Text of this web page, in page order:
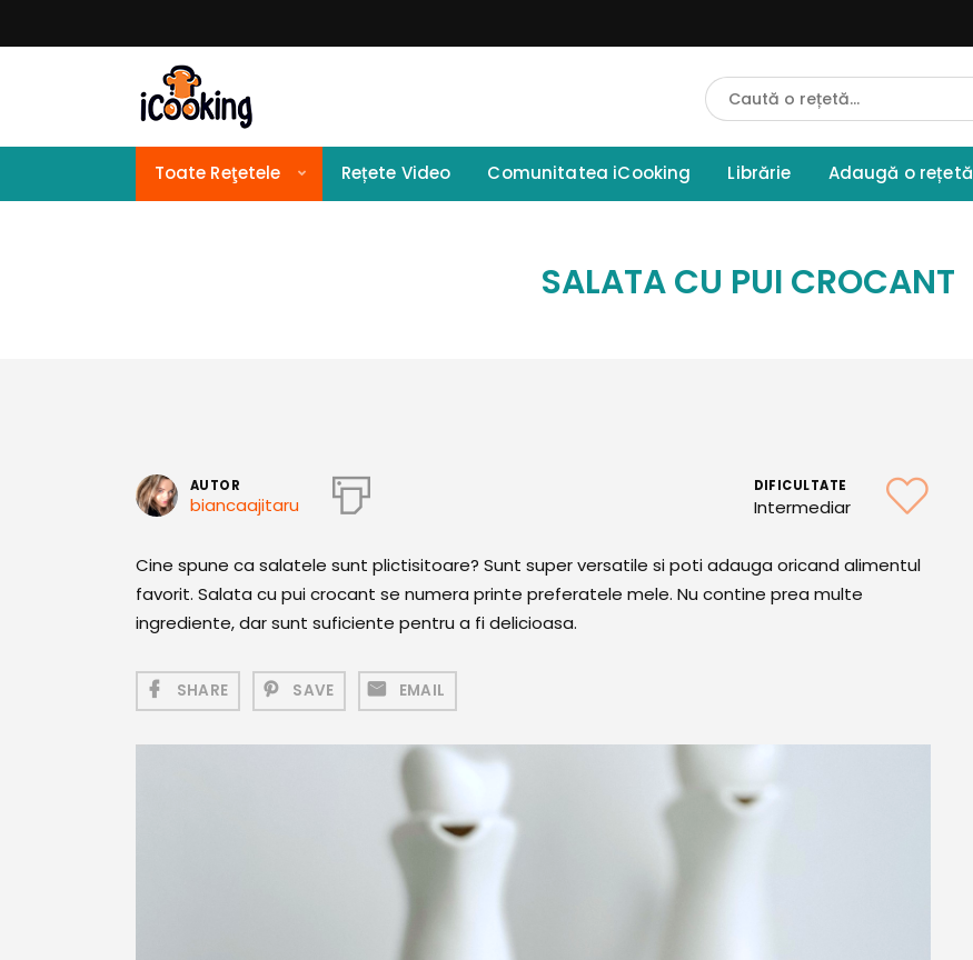
Cauta
Retete
Toate Reţetele Rețete Video Comunitatea iCooking Librărie Adaugă o rețetă
SALATA CU PUI CROCANT
AUTOR
biancaajitaru
DIFICULTATE
Intermediar
Cine spune ca salatele sunt plictisitoare? Sunt super versatile si poti adauga oricand alimentul
favorit. Salata cu pui crocant se numera printe preferatele mele. Nu contine prea multe
ingrediente, dar sunt suficiente pentru a fi delicioasa.
SHARE SAVE EMAIL